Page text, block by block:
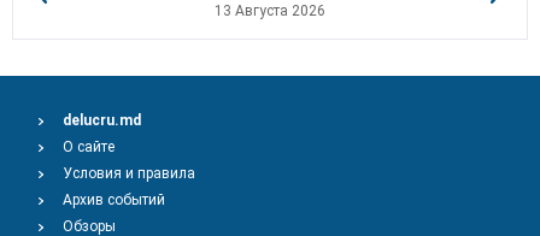
13 Августа 2026
delucru.md
О сайте
Условия и правила
Архив событий
Обзоры